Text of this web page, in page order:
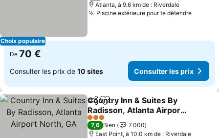
Choix populaire
Atlanta, à 9.6 km de : Riverdale
Piscine extérieure pour te détendre
De 70 €
Consulter les prix de 10 sites Consulter les prix
PartagerAjouter à mes favoris
Country Inn & Suites By
Radisson, Atlanta Airport
North, GA
3 Étoiles
7,6 Bien
7 000
East Point, à 10.0 km de : Riverdale